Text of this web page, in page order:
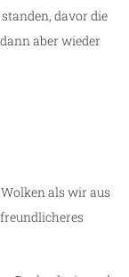
davor die
aber wieder
als wir aus